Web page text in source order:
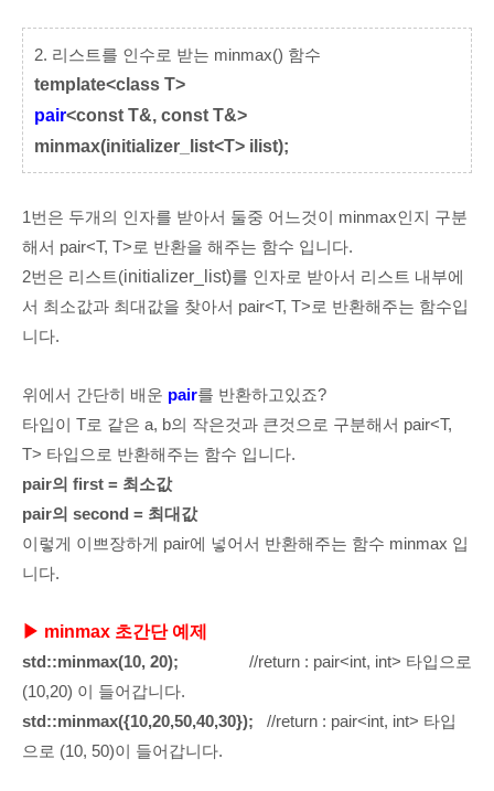
2. 리스트를 인수로 받는 minmax() 함수
template<class T>
pair<const T&, const T&>
minmax(initializer_list<T> ilist);
1번은 두개의 인자를 받아서 둘중 어느것이 minmax인지 구분
해서 pair<T, T>로 반환을 해주는 함수 입니다.
2번은 리스트(initializer_list)를 인자로 받아서 리스트 내부에
서 최소값과 최대값을 찾아서 pair<T, T>로 반환해주는 함수입
니다.
위에서 간단히 배운 pair를 반환하고있죠?
타입이 T로 같은 a, b의 작은것과 큰것으로 구분해서 pair<T,
T> 타입으로 반환해주는 함수 입니다.
pair의 first = 최소값
pair의 second = 최대값
이렇게 이쁘장하게 pair에 넣어서 반환해주는 함수 minmax 입
니다.
▶ minmax 초간단 예제
std::minmax(10, 20); //return : pair<int, int> 타입으로
(10,20) 이 들어갑니다.
std::minmax({10,20,50,40,30});
//return : pair<int, int> 타입
으로 (10, 50)이 들어갑니다.